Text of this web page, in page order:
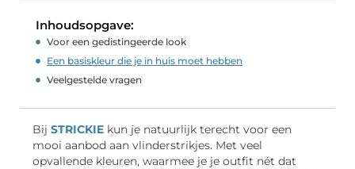
Inhoudsopgave:
Voor een gedistingeerde look
Een basiskleur die je in huis moet hebben
Veelgestelde vragen
Bij STRICKIE kun je natuurlijk terecht voor een
mooi aanbod aan vlinderstrikjes. Met veel
opvallende kleuren, waarmee je je outfit nét dat